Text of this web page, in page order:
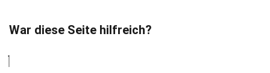
War diese Seite hilfreich?